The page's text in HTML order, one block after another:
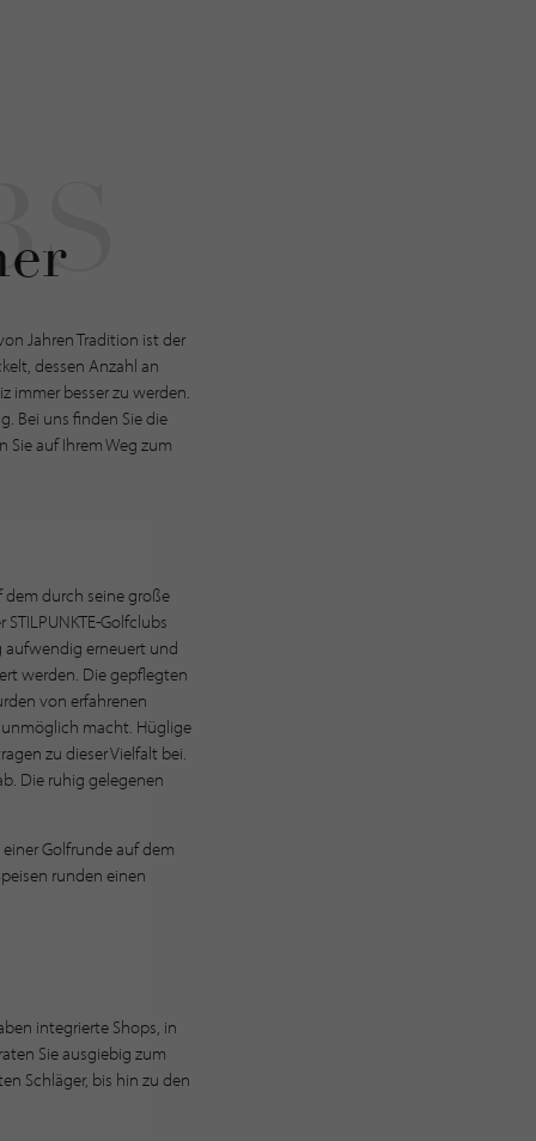
Jahren Tradition ist der
dessen Anzahl an
immer besser zu werden.
Bei uns finden Sie die
auf Ihrem Weg zum
durch seine große
Golfclubs
aufwendig erneuert und
werden. Die gepflegten
von erfahrenen
macht. Hüglige
zu dieser Vielfalt bei.
Die ruhig gelegenen
Golfrunde auf dem
runden einen
integrierte Shops, in
Sie ausgiebig zum
Schläger, bis hin zu den